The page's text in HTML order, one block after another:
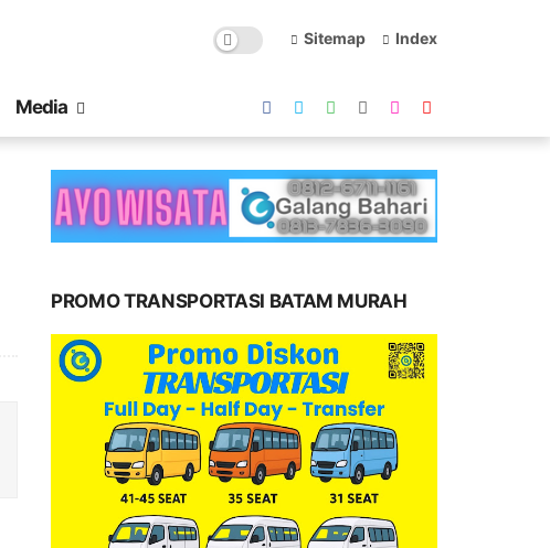
Sitemap Index
Media
PROMO TRANSPORTASI BATAM MURAH